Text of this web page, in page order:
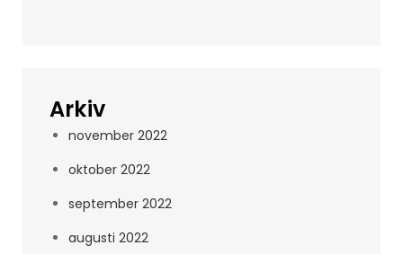
Arkiv
november 2022
oktober 2022
september 2022
augusti 2022